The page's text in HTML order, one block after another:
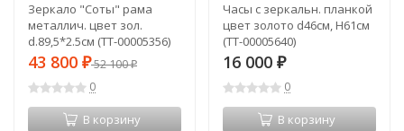
Зеркало "Соты" рама
металлич. цвет зол.
d.89,5*2.5см (TT-00005356)
43 800 ₽52 100₽
0
В корзину
Часы с зеркальн. планкой
цвет золото d46см, H61см
(TT-00005640)
16 000 ₽
0
В корзину